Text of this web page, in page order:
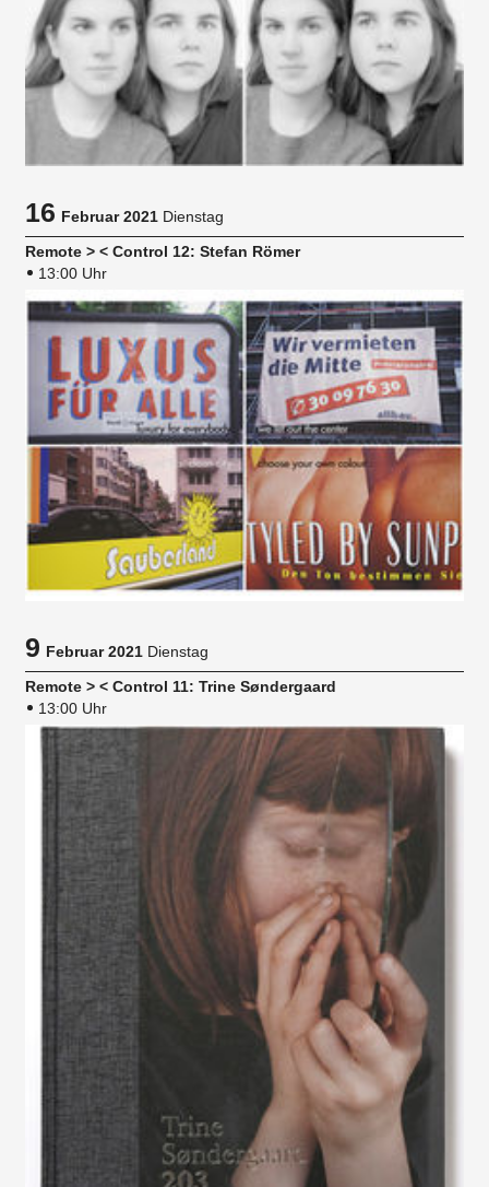
16Februar 2021 Dienstag
Remote > < Control 12: Stefan Römer
13:00 Uhr
9Februar 2021 Dienstag
Remote > < Control 11: Trine Søndergaard
13:00 Uhr